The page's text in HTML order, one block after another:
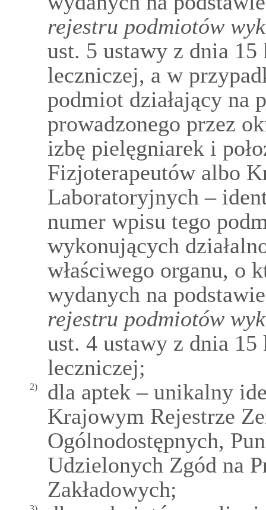
rejestru podmiotów
ust. 5 ustawy z dnia
leczniczej, a w
podmiot działający na
prowadzonego przez
izbę pielęgniarek i
Fizjoterapeutów albo
Laboratoryjnych –
numer wpisu tego
wykonujących
właściwego organu, o
wydanych na podstawie
rejestru podmiotów
ust. 4 ustawy z dnia
leczniczej;
2)
dla aptek – unikalny
Krajowym Rejestrze
Ogólnodostępnych,
Udzielonych Zgód na
Zakładowych;